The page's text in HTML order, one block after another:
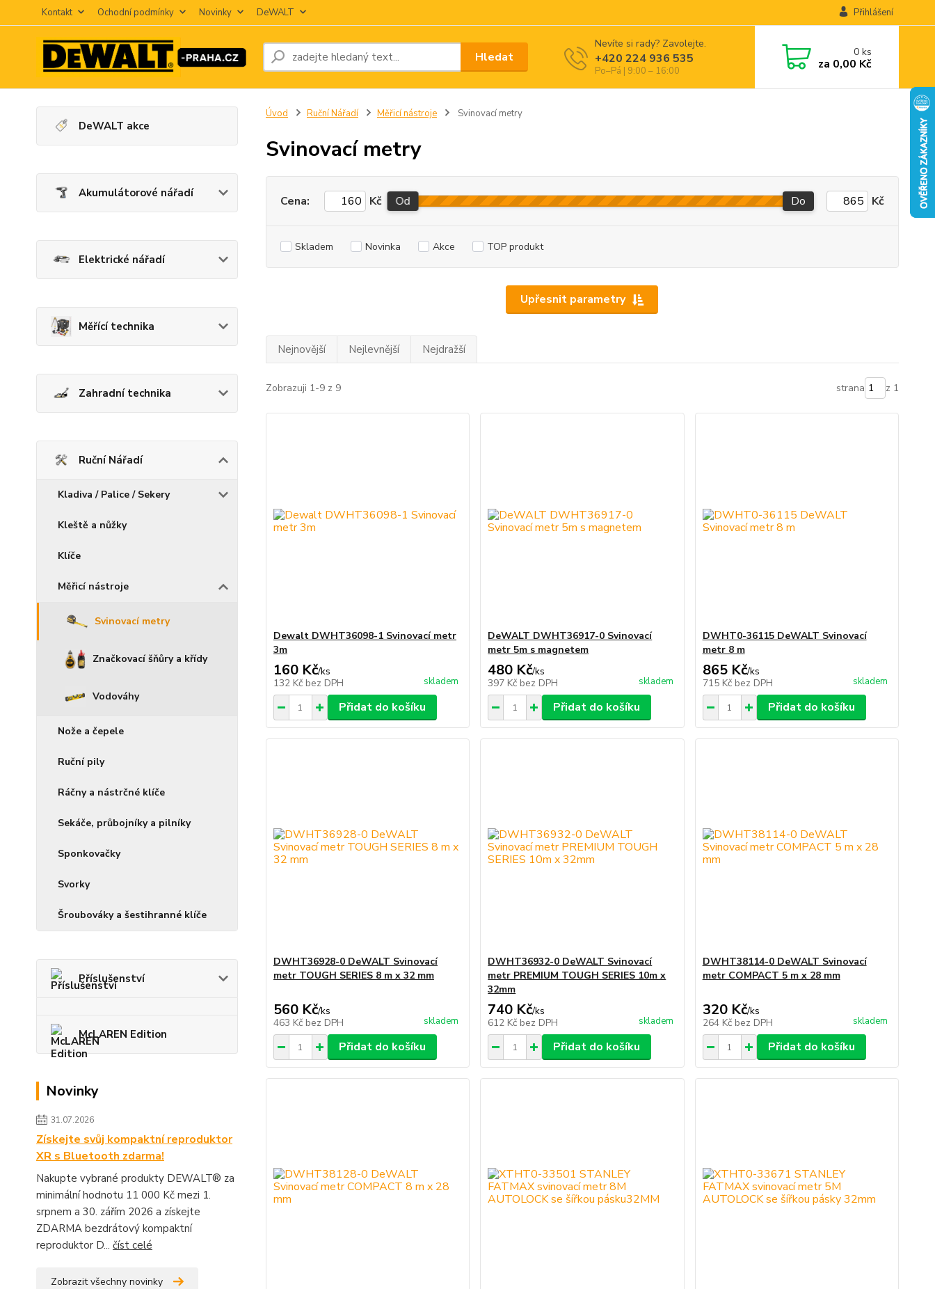
Kontakt Ochodní podmínky Novinky DeWALT Přihlášení
Hledat
Nevíte si rady? Zavolejte.
+420 224 936 535
Po–Pá | 9:00 – 16:00
0ks
za 0,00 Kč
DeWALT akce
Akumulátorové nářadí
Elektrické nářadí
Měřící technika
Zahradní technika
Ruční Nářadí
Kladiva / Palice / Sekery
Kleště a nůžky
Klíče
Měřicí nástroje
Svinovací metry
Značkovací šňůry a křídy
Vodováhy
Nože a čepele
Ruční pily
Ráčny a nástrčné klíče
Sekáče, průbojníky a pilníky
Sponkovačky
Svorky
Šroubováky a šestihranné klíče
Příslušenství
McLAREN Edition
Novinky
31.07.2026
Získejte svůj kompaktní reproduktor
XR s Bluetooth zdarma!
Nakupte vybrané produkty DEWALT® za
minimální hodnotu 11 000 Kč mezi 1.
srpnem a 30. zářím 2026 a získejte
ZDARMA bezdrátový kompaktní
reproduktor D... číst celé
Zobrazit všechny novinky
Úvod Ruční Nářadí Měřicí nástroje Svinovací metry
Svinovací metry
Upřesnit parametry
Cena: Kč Od Do Kč
Skladem Novinka Akce TOP produkt
Nejnovější Nejlevnější Nejdražší
Zobrazuji 1-9 z 9 strana z 1
Dewalt DWHT36098-1 Svinovací metr
3m
160 Kč/ks
132 Kč bez DPH skladem
Přidat do košíku
DeWALT DWHT36917-0 Svinovací
metr 5m s magnetem
480 Kč/ks
397 Kč bez DPH skladem
Přidat do košíku
DWHT0-36115 DeWALT Svinovací
metr 8 m
865 Kč/ks
715 Kč bez DPH skladem
Přidat do košíku
DWHT36928-0 DeWALT Svinovací
metr TOUGH SERIES 8 m x 32 mm
560 Kč/ks
463 Kč bez DPH skladem
Přidat do košíku
DWHT36932-0 DeWALT Svinovací
metr PREMIUM TOUGH SERIES 10m x
32mm
740 Kč/ks
612 Kč bez DPH skladem
Přidat do košíku
DWHT38114-0 DeWALT Svinovací
metr COMPACT 5 m x 28 mm
320 Kč/ks
264 Kč bez DPH skladem
Přidat do košíku